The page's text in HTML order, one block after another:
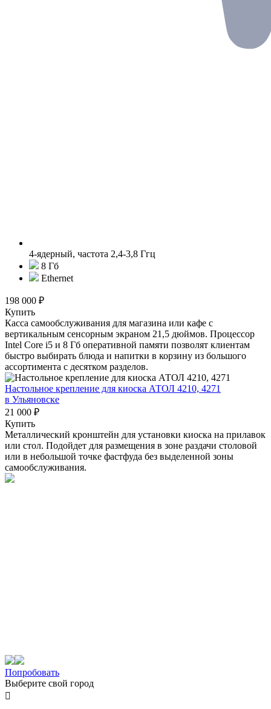
4-ядерный, частота 2,4-3,8 Ггц
8 Гб
Ethernet
198 000 ₽
Купить
Касса самообслуживания для магазина или кафе с
вертикальным сенсорным экраном 21,5 дюймов. Процессор
Intel Core i5 и 8 Гб оперативной памяти позволят клиентам
быстро выбирать блюда и напитки в корзину из большого
ассортимента с десятком разделов.
Настольное крепление для киоска АТОЛ 4210, 4271
в Ульяновске
21 000 ₽
Купить
Металлический кронштейн для установки киоска на прилавок
или стол. Подойдет для размещения в зоне раздачи столовой
или в небольшой точке фастфуда без выделенной зоны
самообслуживания.
Попробовать
Выберите свой город
